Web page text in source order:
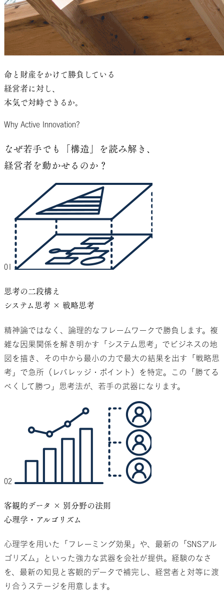
命と財産をかけて勝負している
経営者に対し、
本気で対峙できるか。
Why Active Innovation?
なぜ若手でも 「構造」を読み解き、
経営者を動かせるのか？
01
思考の二段構え
システム思考 × 戦略思考
精神論ではなく、論理的なフレームワークで勝負します。複
雑な因果関係を解き明かす「システム思考」でビジネスの地
図を描き、その中から最小の力で最大の結果を出す「戦略思
考」で急所（レバレッジ・ポイント）を特定。この「勝てる
べくして勝つ」思考法が、若手の武器になります。
02
客観的データ × 別分野の法則
心理学・アルゴリズム
心理学を用いた「フレーミング効果」や、最新の「SNSアル
ゴリズム」といった強力な武器を会社が提供。経験のなさ
を、最新の知見と客観的データで補完し、経営者と対等に渡
り合うステージを用意します。